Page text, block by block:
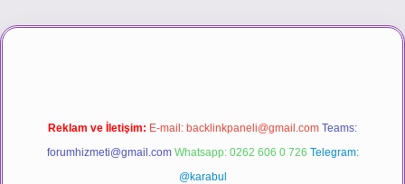
Reklam ve İletişim: E-mail: backlinkpaneli@gmail.com Teams:
forumhizmeti@gmail.com Whatsapp: 0262 606 0 726 Telegram:
@karabul